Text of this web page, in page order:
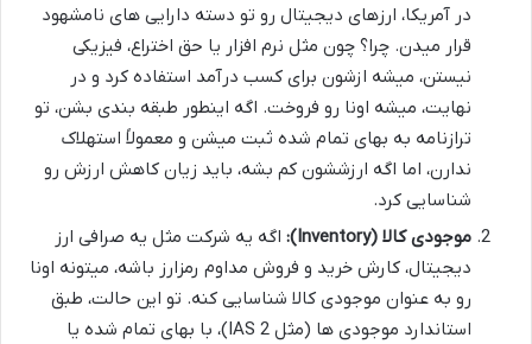
در آمریکا، ارزهای دیجیتال رو تو دسته دارایی های نامشهود
قرار میدن. چرا؟ چون مثل نرم افزار یا حق اختراع، فیزیکی
نیستن، میشه ازشون برای کسب درآمد استفاده کرد و در
نهایت، میشه اونا رو فروخت. اگه اینطور طبقه بندی بشن، تو
ترازنامه به بهای تمام شده ثبت میشن و معمولاً استهلاک
ندارن، اما اگه ارزششون کم بشه، باید زیان کاهش ارزش رو
شناسایی کرد.
موجودی کالا (Inventory):
اگه یه شرکت مثل یه صرافی ارز
دیجیتال، کارش خرید و فروش مداوم رمزارز باشه، میتونه اونا
رو به عنوان موجودی کالا شناسایی کنه. تو این حالت، طبق
استاندارد موجودی ها (مثل IAS 2)، با بهای تمام شده یا